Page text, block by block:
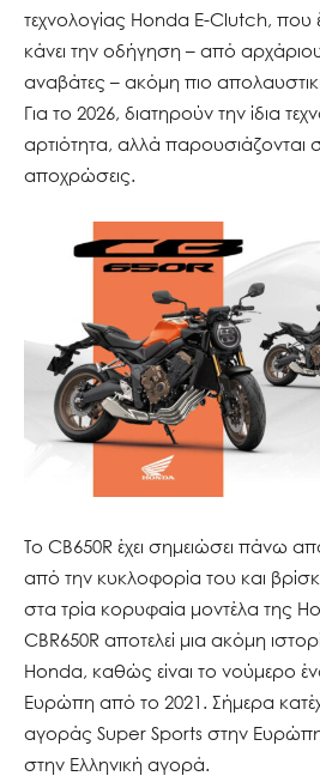
τεχνολογίας Honda E-Clutch, που
κάνει την οδήγηση – από
αναβάτες – ακόμη πιο
Για το 2026, διατηρούν την ίδια
αρτιότητα, αλλά παρουσιάζονται
αποχρώσεις.
Το CB650R έχει σημειώσει πάνω
από την κυκλοφορία του και
στα τρία κορυφαία μοντέλα της
CBR650R αποτελεί μια ακόμη
Honda, καθώς είναι το νούμερο
Ευρώπη από το 2021. Σήμερα
αγοράς Super Sports στην Ευρώπη
στην Ελληνική αγορά.